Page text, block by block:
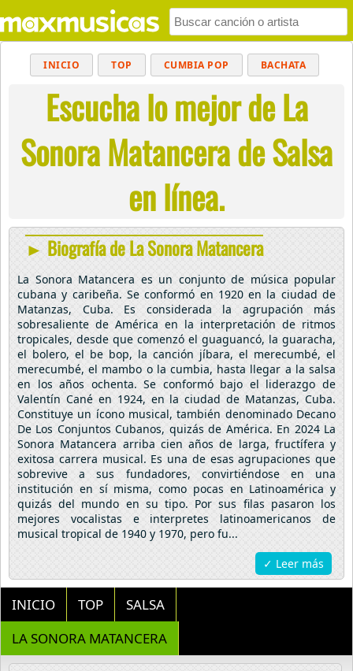
INICIO TOP CUMBIA POP BACHATA
POP MUSICA CRISTIANA REGGAETON
BALADAS ALTERNATIVO ELECTRÓNICA
CUMBIAS
Escucha lo mejor de La
Sonora Matancera de Salsa
en línea.
► Biografía de La Sonora Matancera
La Sonora Matancera es un conjunto de música popular
cubana y caribeña. Se conformó en 1920 en la ciudad de
Matanzas, Cuba. Es considerada la agrupación más
sobresaliente de América en la interpretación de ritmos
tropicales, desde que comenzó el guaguancó, la guaracha,
el bolero, el be bop, la canción jíbara, el merecumbé, el
merecumbé, el mambo o la cumbia, hasta llegar a la salsa
en los años ochenta. Se conformó bajo el liderazgo de
Valentín Cané en 1924, en la ciudad de Matanzas, Cuba.
Constituye un ícono musical, también denominado Decano
De Los Conjuntos Cubanos, quizás de América. En 2024 La
Sonora Matancera arriba cien años de larga, fructífera y
exitosa carrera musical. Es una de esas agrupaciones que
sobrevive a sus fundadores, convirtiéndose en una
institución en sí misma, como pocas en Latinoamérica y
quizás del mundo en su tipo. Por sus filas pasaron los
mejores vocalistas e interpretes latinoamericanos de
musical tropical de 1940 y 1970, pero fu...
✓ Leer más
INICIO TOP
SALSA
LA SONORA MATANCERA